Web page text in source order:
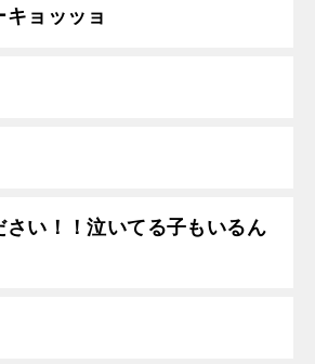
キョッッョ
さい！！泣いてる子もいるん